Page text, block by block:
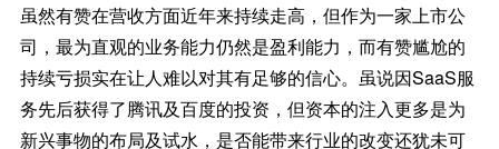
虽然有赞在营收方面近年来持续走高，但作为一家上市公
司，最为直观的业务能力仍然是盈利能力，而有赞尴尬的
持续亏损实在让人难以对其有足够的信心。虽说因SaaS服
务先后获得了腾讯及百度的投资，但资本的注入更多是为
新兴事物的布局及试水，是否能带来行业的改变还犹未可